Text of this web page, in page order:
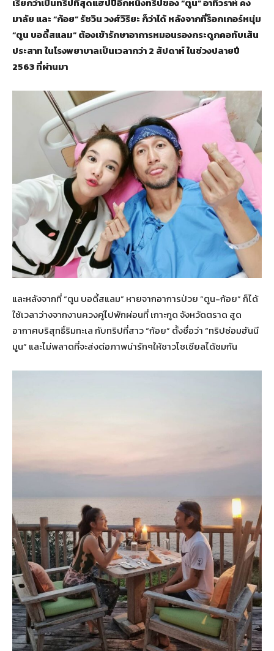
มาลัย และ “ก้อย” รัชวิน วงศ์วิริยะ ก็ว่าได้ หลังจากที่ร็อกเกอร์หนุ่ม
“ตูน บอดี้สแลม” ต้องเข้ารักษาอาการหมอนรองกระดูกคอทับเส้น
ประสาท ในโรงพยาบาลเป็นเวลากว่า 2 สัปดาห์ ในช่วงปลายปี
2563 ที่ผ่านมา
และหลังจากที่ “ตูน บอดี้สแลม” หายจากอาการป่วย “ตูน-ก้อย” ก็ได้
ใช้เวลาว่างจากงานควงคู่ไปพักผ่อนที่ เกาะกูด จังหวัดตราด สูด
อากาศบริสุทธิ์ริมทะเล กับทริปที่สาว “ก้อย” ตั้งชื่อว่า “ทริปซ่อมฮันนี
มูน” และไม่พลาดที่จะส่งต่อภาพน่ารักๆให้ชาวโซเชียลได้ชมกัน